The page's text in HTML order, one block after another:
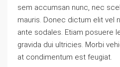
sem accumsan nunc, nec
mauris. Donec dictum elit vel
ante sodales. Etiam posuere
gravida dui ultricies. Morbi
at condimentum est feugiat.